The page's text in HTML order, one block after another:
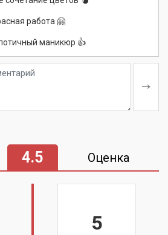
работа 🤗
маникюр 👍
4.5 Оценка
5